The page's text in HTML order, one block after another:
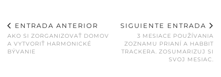
ENTRADA ANTERIOR
AKO SI ZORGANIZOVAŤ DOMOV
A VYTVORIŤ HARMONICKÉ
BÝVANIE
SIGUIENTE ENTRADA
3 MESIACE POUŽÍVANIA
ZOZNAMU PRIANÍ A HABBIT
TRACKERA. ZOSUMARIZUJ SI
SVOJ MESIAC.